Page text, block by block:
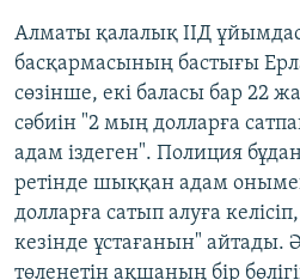
Алматы қалалық ІІД
басқармасының бастығы
сөзінше, екі баласы бар 22
сәбиін "2 мың долларға
адам іздеген". Полиция
ретінде шыққан адам
долларға сатып алуға
кезінде ұстағанын" айтады.
төленетін ақшаның бір